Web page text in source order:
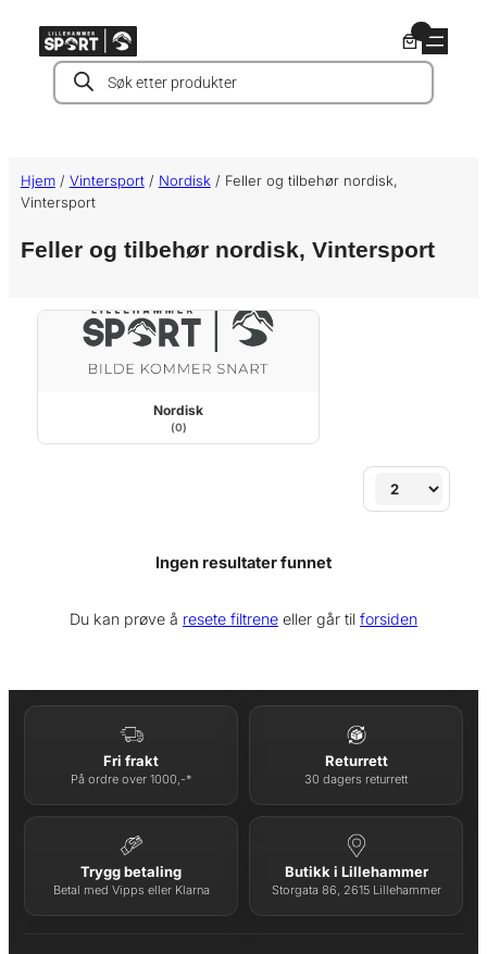
innholdProducts
search
Hjem/ Vintersport/ Nordisk / Feller og tilbehør nordisk,
Vintersport
Feller og tilbehør nordisk, Vintersport
Nordisk
(0)
Ingen resultater funnet
Du kan prøve å resete filtrene eller går til forsiden
Fri frakt
På ordre over 1000,-*
Returrett
30 dagers returrett
Trygg betaling
Betal med Vipps eller Klarna
Butikk i Lillehammer
Storgata 86, 2615 Lillehammer